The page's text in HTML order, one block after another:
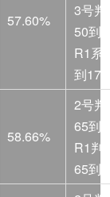
57.60%
3号
50到
R1系
到175
58.66%
2号
65到
R1判
65到